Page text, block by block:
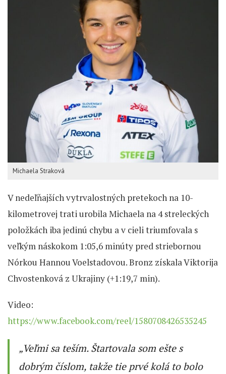
Michaela Straková
V nedeľňajších vytrvalostných pretekoch na 10-
kilometrovej trati urobila Michaela na 4 streleckých
položkách iba jedinú chybu a v cieli triumfovala s
veľkým náskokom 1:05,6 minúty pred striebornou
Nórkou Hannou Voelstadovou. Bronz získala Viktorija
Chvostenková z Ukrajiny (+1:19,7 min).
Video:
https://www.facebook.com/reel/1580708426535245
„Veľmi sa teším. Štartovala som ešte s
dobrým číslom, takže tie prvé kolá to bolo